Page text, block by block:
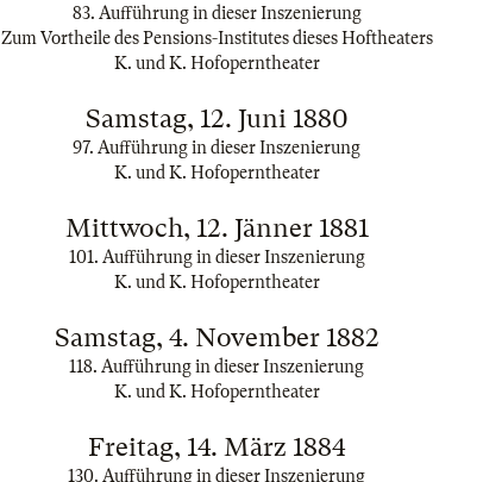
83. Aufführung in dieser Inszenierung
Zum Vortheile des Pensions-Institutes dieses Hoftheaters
K. und K. Hofoperntheater
Samstag, 12. Juni 1880
97. Aufführung in dieser Inszenierung
K. und K. Hofoperntheater
Mittwoch, 12. Jänner 1881
101. Aufführung in dieser Inszenierung
K. und K. Hofoperntheater
Samstag, 4. November 1882
118. Aufführung in dieser Inszenierung
K. und K. Hofoperntheater
Freitag, 14. März 1884
130. Aufführung in dieser Inszenierung